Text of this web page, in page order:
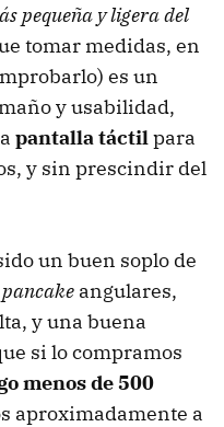
pequeña y ligera del
tomar medidas, en
es un
y usabilidad,
pantalla táctilpara
y sin prescindir del
un buen soplo de
pancake angulares,
y una buena
si lo compramos
menos de 500
aproximadamente a